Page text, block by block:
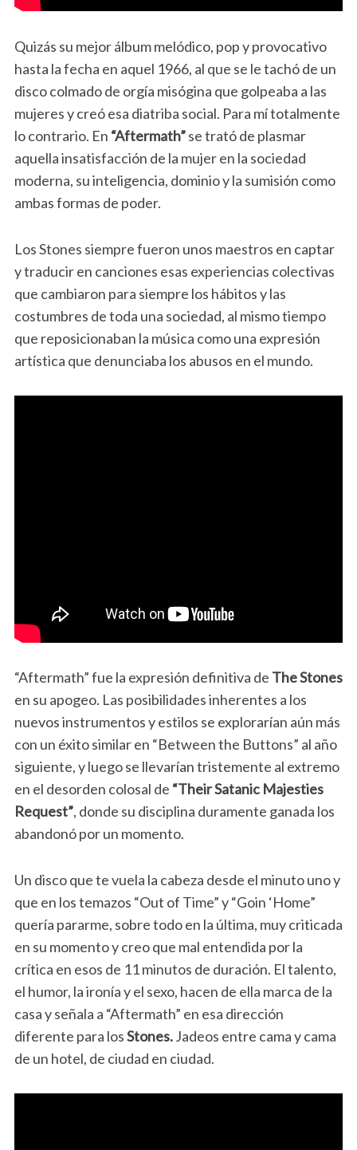
Quizás su mejor álbum melódico, pop y provocativo
hasta la fecha en aquel 1966, al que se le tachó de un
disco colmado de orgía misógina que golpeaba a las
mujeres y creó esa diatriba social. Para mí totalmente
lo contrario. En “Aftermath”se trató de plasmar
aquella insatisfacción de la mujer en la sociedad
moderna, su inteligencia, dominio y la sumisión como
ambas formas de poder.
Los Stones siempre fueron unos maestros en captar
y traducir en canciones esas experiencias colectivas
que cambiaron para siempre los hábitos y las
costumbres de toda una sociedad, al mismo tiempo
que reposicionaban la música como una expresión
artística que denunciaba los abusos en el mundo.
“Aftermath” fue la expresión definitiva de The Stones
en su apogeo. Las posibilidades inherentes a los
nuevos instrumentos y estilos se explorarían aún más
con un éxito similar en “Between the Buttons” al año
siguiente, y luego se llevarían tristemente al extremo
en el desorden colosal de “Their Satanic Majesties
Request”, donde su disciplina duramente ganada los
abandonó por un momento.
Un disco que te vuela la cabeza desde el minuto uno y
que en los temazos “Out of Time” y “Goin ‘Home”
quería pararme, sobre todo en la última, muy criticada
en su momento y creo que mal entendida por la
crítica en esos de 11 minutos de duración. El talento,
el humor, la ironía y el sexo, hacen de ella marca de la
casa y señala a “Aftermath” en esa dirección
diferente para losStones.Jadeos entre cama y cama
de un hotel, de ciudad en ciudad.